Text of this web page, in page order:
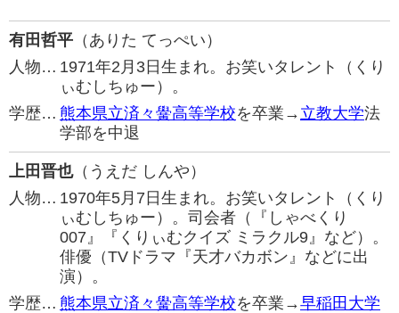
有田哲平 （ありた てっぺい）
人物… 1971年2月3日生まれ。お笑いタレント（くり
ぃむしちゅー）。
学歴… 熊本県立済々黌高等学校を卒業→ 立教大学法
学部を中退
上田晋也（うえだ しんや）
人物… 1970年5月7日生まれ。お笑いタレント（くり
ぃむしちゅー）。司会者（『しゃべくり
007』『くりぃむクイズ ミラクル9』など）。
俳優（TVドラマ『天才バカボン』などに出
演）。
学歴… 熊本県立済々黌高等学校を卒業→早稲田大学